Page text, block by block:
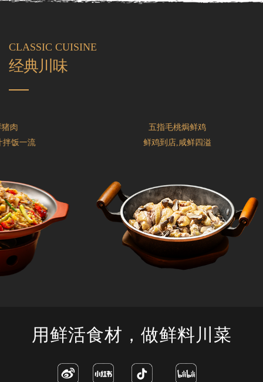
CLASSIC CUISINE
经典川味
肉
饭一流
五指毛桃焗鲜鸡
鲜鸡到店,咸鲜四溢
用鲜活食材，做鲜料川菜